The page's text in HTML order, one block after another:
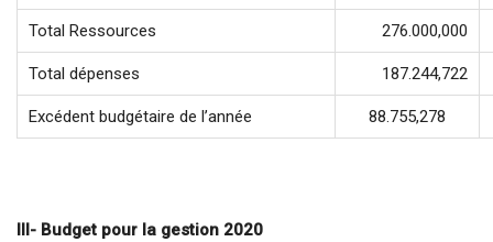
Total Ressources 276.000,000
Total dépenses 187.244,722
Excédent budgétaire de l’année 88.755,278
III- Budget pour la gestion 2020